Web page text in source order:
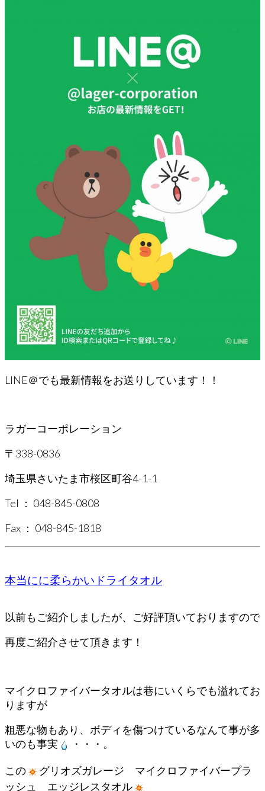
LINE＠でも最新情報をお送りしています！！
ラガーコーポレーション
〒338-0836
埼玉県さいたま市桜区町谷4-1-1
Tel ： 048-845-0808
Fax ： 048-845-1818
本当にに柔らかいドライタオル
以前もご紹介しましたが、ご好評頂いておりますので
再度ご紹介させて頂きます！
マイクロファイバータオルは巷にいくらでも溢れてお
りますが
粗悪な物もあり、ボディを傷つけているなんて事が多
いのも事実
・・・。
この
グリオズガレージ マイクロファイバープラ
ッシュ エッジレスタオル